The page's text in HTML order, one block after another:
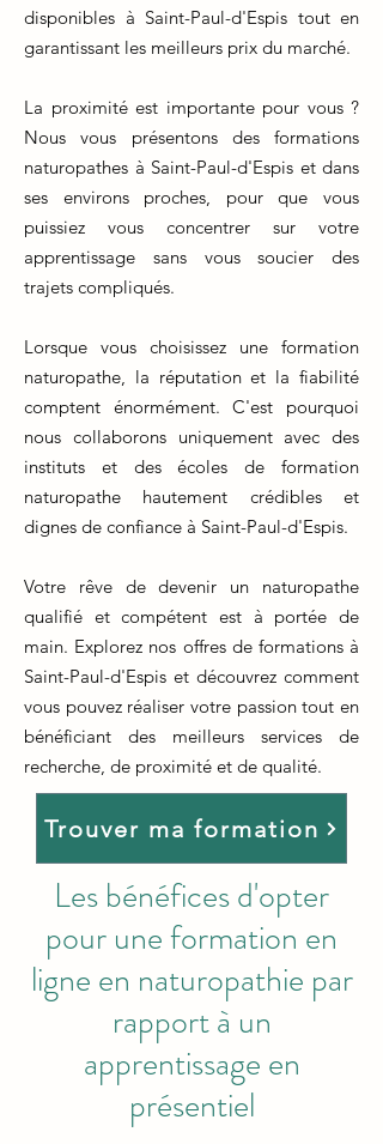
disponibles à Saint-Paul-d'Espis tout en
garantissant les meilleurs prix du marché.
La proximité est importante pour vous ?
Nous vous présentons des formations
naturopathes à Saint-Paul-d'Espis et dans
ses environs proches, pour que vous
puissiez vous concentrer sur votre
apprentissage sans vous soucier des
trajets compliqués.
Lorsque vous choisissez une formation
naturopathe, la réputation et la fiabilité
comptent énormément. C'est pourquoi
nous collaborons uniquement avec des
instituts et des écoles de formation
naturopathe hautement crédibles et
dignes de confiance à Saint-Paul-d'Espis.
Votre rêve de devenir un naturopathe
qualifié et compétent est à portée de
main. Explorez nos offres de formations à
Saint-Paul-d'Espis et découvrez comment
vous pouvez réaliser votre passion tout en
bénéficiant des meilleurs services de
recherche, de proximité et de qualité.
Trouver ma formation
Les bénéfices d'opter
pour une formation en
ligne en naturopathie par
rapport à un
apprentissage en
présentiel